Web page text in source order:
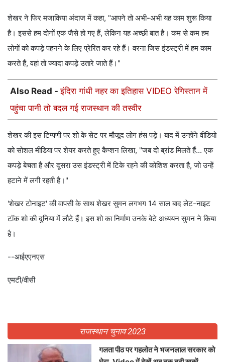
शेखर ने फिर मजाकिया अंदाज में कहा, "आपने तो अभी-अभी यह काम शुरू किया
है। इससे हम दोनों एक जैसे हो गए हैं, लेकिन यह अच्छी बात है। कम से कम हम
लोगों को कपड़े पहनने के लिए प्रेरित कर रहे हैं। वरना जिस इंडस्ट्री में हम काम
करते हैं, वहां तो ज्यादा कपड़े उतारे जाते हैं।"
Also Read -इंदिरा गांधी नहर का इतिहास VIDEO रेगिस्तान में
पहुंचा पानी तो बदल गई राजस्थान की तस्वीर
शेखर की इस टिप्पणी पर शो के सेट पर मौजूद लोग हंस पड़े। बाद में उन्होंने वीडियो
को सोशल मीडिया पर शेयर करते हुए कैप्शन लिखा, "जब दो ब्रांड मिलते हैं... एक
कपड़े बेचता है और दूसरा उस इंडस्ट्री में टिके रहने की कोशिश करता है, जो उन्हें
हटाने में लगी रहती है।"
'शेखर टोनाइट' की वापसी के साथ शेखर सुमन लगभग 14 साल बाद लेट-नाइट
टॉक शो की दुनिया में लौटे हैं। इस शो का निर्माण उनके बेटे अध्ययन सुमन ने किया
है।
--आईएएनएस
एमटी/वीसी
राजस्थान चुनाव 2023
गलता पीठ पर गहलोत ने भजनलाल सरकार को